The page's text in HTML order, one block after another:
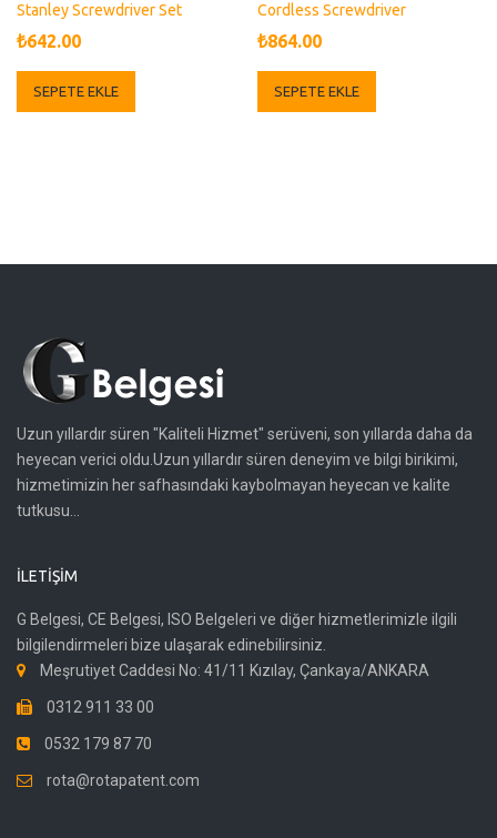
Stanley Screwdriver Set
₺642.00
SEPETE EKLE
Cordless Screwdriver
₺864.00
SEPETE EKLE
Uzun yıllardır süren "Kaliteli Hizmet" serüveni, son yıllarda daha da
heyecan verici oldu.Uzun yıllardır süren deneyim ve bilgi birikimi,
hizmetimizin her safhasındaki kaybolmayan heyecan ve kalite
tutkusu...
İLETIŞIM
G Belgesi, CE Belgesi, ISO Belgeleri ve diğer hizmetlerimizle ilgili
bilgilendirmeleri bize ulaşarak edinebilirsiniz.
Meşrutiyet Caddesi No: 41/11 Kızılay, Çankaya/ANKARA
0312 911 33 00
0532 179 87 70
rota@rotapatent.com